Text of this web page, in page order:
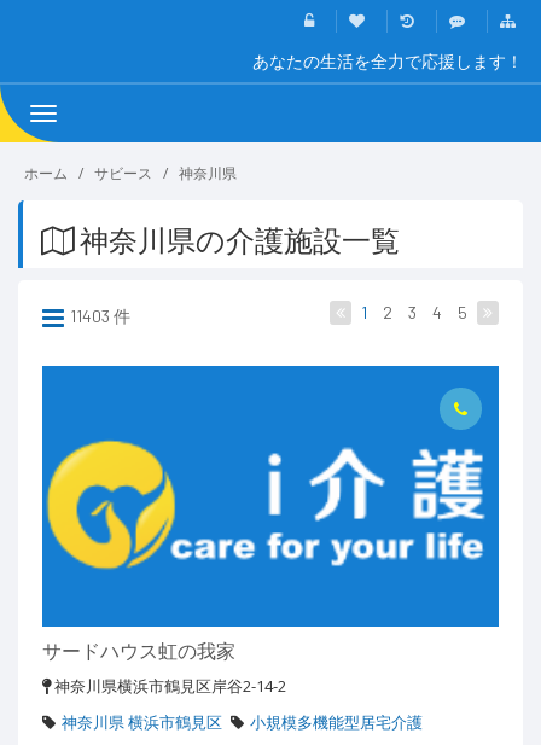
あなたの生活を全力で応援します！
Toggle
navigation
ホーム サビース 神奈川県
神奈川県の介護施設一覧
11403 件 1 2 3 4 5
サードハウス虹の我家
神奈川県横浜市鶴見区岸谷2-14-2
神奈川県 横浜市鶴見区
小規模多機能型居宅介護